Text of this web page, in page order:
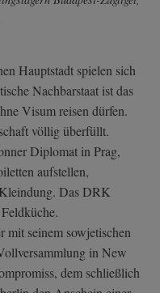
Hauptstadt spielen sich
Nachbarstaat ist das
Visum reisen dürfen.
völlig überfüllt.
Diplomat in Prag,
aufstellen,
Das DRK
mit seinem sowjetischen
in New
dem schließlich